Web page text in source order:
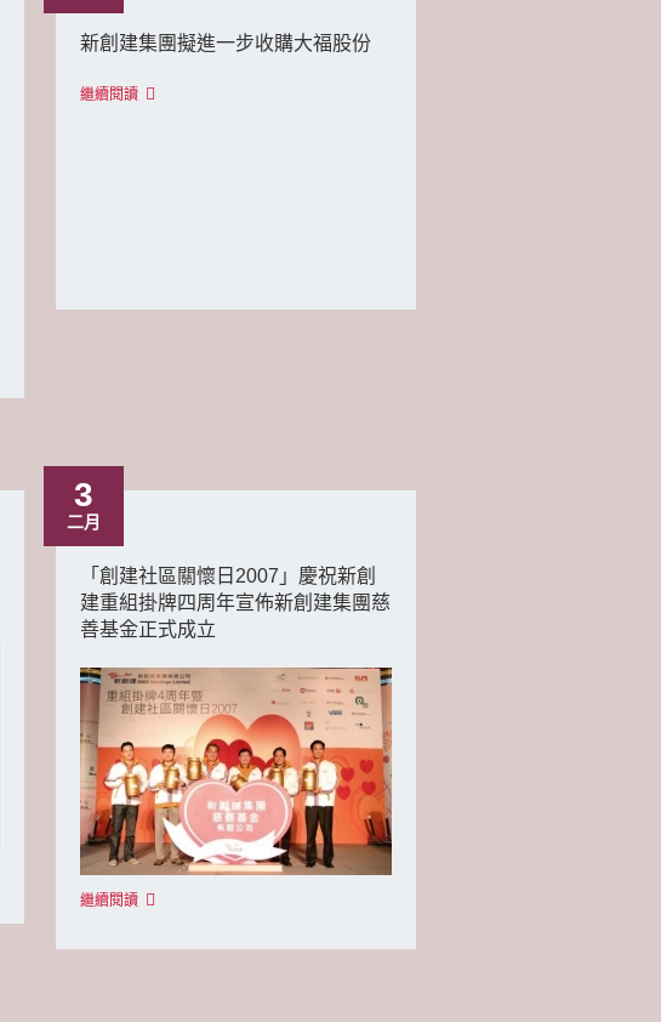
新創建集團擬進一步收購大福股份
繼續閱讀
3
二月
「創建社區關懷日2007」慶祝新創
建重組掛牌四周年宣佈新創建集團慈
善基金正式成立
繼續閱讀